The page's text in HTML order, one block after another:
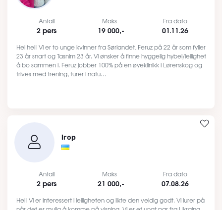
Antall
2 pers
Maks
19 000,-
Fra dato
01.11.26
Hei hei! Vi er to unge kvinner fra Sørlandet, Feruz på 22 år som fyller
23 år snart og Tasnim 23 år. Vi ønsker å finne hyggelig hybel/leilighet
å bo sammen i. Feruz jobber 100% på en øyeklinikk i Lørenskog og
trives med trening, turer i natu…
Ігор
Antall
2 pers
Maks
21 000,-
Fra dato
07.08.26
Hei! Vi er interessert i leiligheten og likte den veldig godt. Vi lurer på